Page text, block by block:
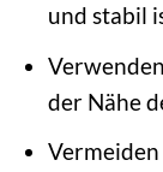
und stabil
der Nähe